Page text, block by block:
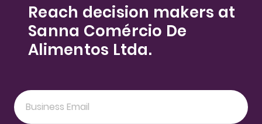
Reach decision makers at
Sanna Comércio De
Alimentos Ltda.